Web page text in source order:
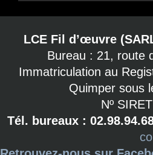
LCE Fil d’œuvre
Bureau : 21, route
Immatriculation au
Quimper sous
Nº
Tél. bureaux :